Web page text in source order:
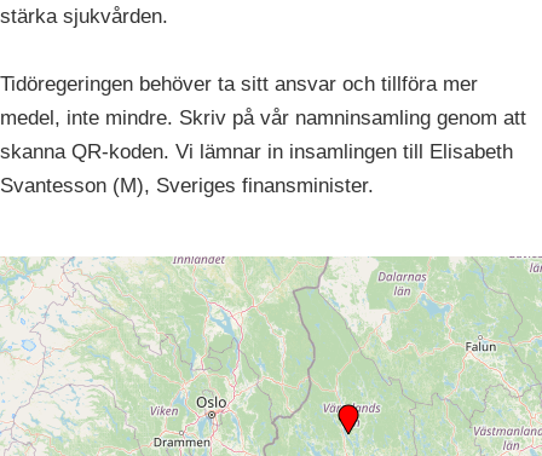
stärka sjukvården.
Tidöregeringen behöver ta sitt ansvar och tillföra mer
medel, inte mindre. Skriv på vår namninsamling genom att
skanna QR-koden. Vi lämnar in insamlingen till Elisabeth
Svantesson (M), Sveriges finansminister.